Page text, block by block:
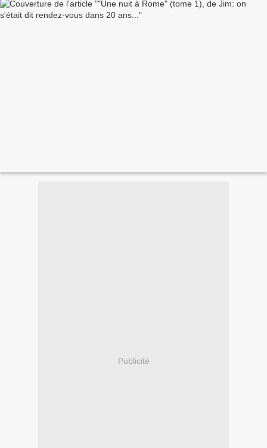
Publicité